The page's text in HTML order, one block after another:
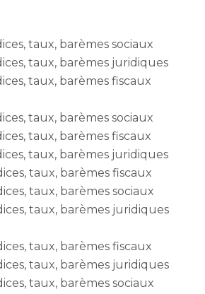
taux, barèmes sociaux
taux, barèmes juridiques
taux, barèmes fiscaux
taux, barèmes sociaux
taux, barèmes fiscaux
taux, barèmes juridiques
taux, barèmes fiscaux
taux, barèmes sociaux
taux, barèmes juridiques
taux, barèmes fiscaux
taux, barèmes juridiques
taux, barèmes sociaux